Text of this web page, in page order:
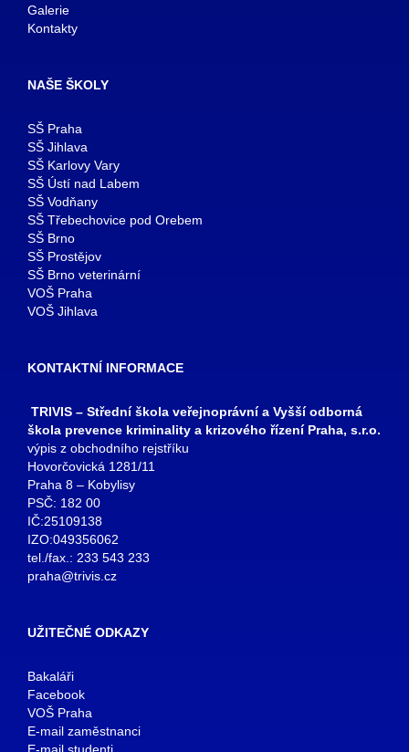
Galerie
Kontakty
NAŠE ŠKOLY
SŠ Praha
SŠ Jihlava
SŠ Karlovy Vary
SŠ Ústí nad Labem
SŠ Vodňany
SŠ Třebechovice pod Orebem
SŠ Brno
SŠ Prostějov
SŠ Brno veterinární
VOŠ Praha
VOŠ Jihlava
KONTAKTNÍ INFORMACE
TRIVIS – Střední škola veřejnoprávní a Vyšší odborná
škola prevence kriminality a krizového řízení Praha, s.r.o.
výpis z obchodního rejstříku
Hovorčovická 1281/11
Praha 8 – Kobylisy
PSČ: 182 00
IČ:25109138
IZO:049356062
tel./fax.: 233 543 233
praha@trivis.cz
UŽITEČNÉ ODKAZY
Bakaláři
Facebook
VOŠ Praha
E-mail zaměstnanci
E-mail studenti